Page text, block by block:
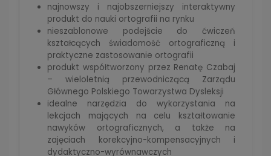
najnowszy i najobszerniejszy interaktywny
produkt do nauki ortografii na rynku
nieszablonowe podejście do ćwiczeń
kształcących świadomość ortograficzną i
praktyczne zastosowanie ortografii
produkt współtworzony przez Renatę Czabaj
– wieloletnią przewodniczącą Zarządu
Głównego Polskiego Towarzystwa Dysleksji
idealne narzędzia do wykorzystania na
lekcjach mających na celu kształtowanie
nawyków ortograficznych, a także na
zajęciach korekcyjno-kompensacyjnych i
dydaktyczno-wyrównawczych